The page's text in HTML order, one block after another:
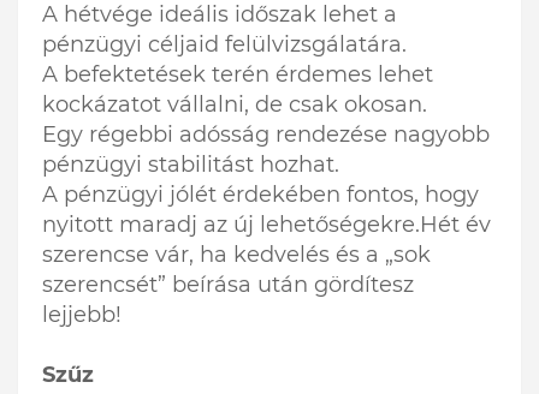
A hétvége ideális időszak lehet a
pénzügyi céljaid felülvizsgálatára.
A befektetések terén érdemes lehet
kockázatot vállalni, de csak okosan.
Egy régebbi adósság rendezése nagyobb
pénzügyi stabilitást hozhat.
A pénzügyi jólét érdekében fontos, hogy
nyitott maradj az új lehetőségekre.Hét év
szerencse vár, ha kedvelés és a „sok
szerencsét” beírása után gördítesz
lejjebb!
Szűz